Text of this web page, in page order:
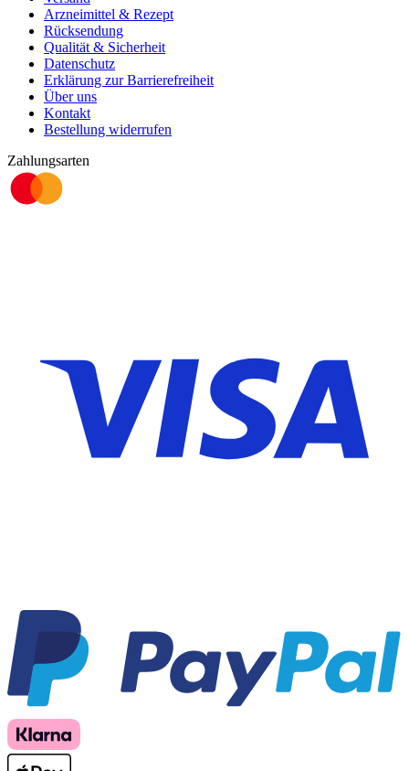
Arzneimittel & Rezept
Rücksendung
Qualität & Sicherheit
Datenschutz
Erklärung zur Barrierefreiheit
Über uns
Kontakt
Bestellung widerrufen
Zahlungsarten